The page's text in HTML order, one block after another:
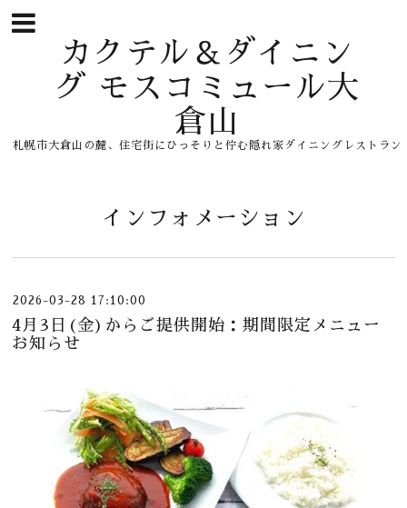
カクテル＆ダイニン
グ モスコミュール大
倉山
札幌市大倉山の麓、住宅街にひっそりと佇む隠れ家ダイニングレストラン
インフォメーション
2026-03-28 17:10:00
4月3日(金)からご提供開始：期間限定メニュー
お知らせ